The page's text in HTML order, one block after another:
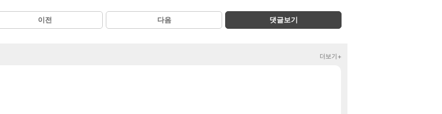
이전 다음 댓글보기
더보기+